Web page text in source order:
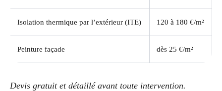
Isolation thermique par l’extérieur (ITE) 120 à 180 €/m²
Peinture façade dès 25 €/m²
Devis gratuit et détaillé avant toute intervention.